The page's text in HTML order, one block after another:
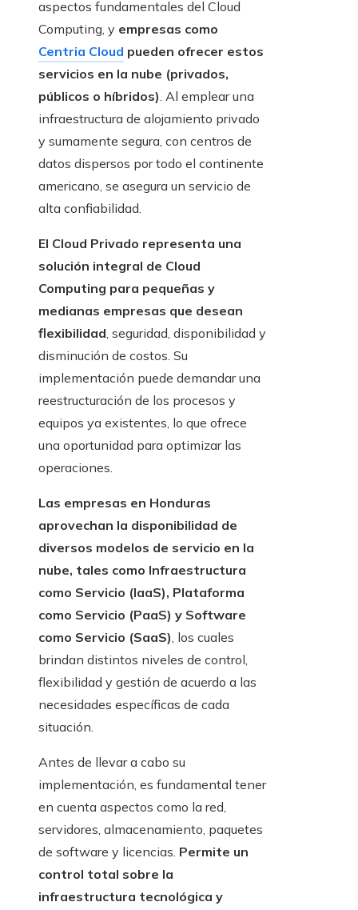
aspectos fundamentales del Cloud
Computing, y empresas como
Centria Cloud pueden ofrecer estos
servicios en la nube (privados,
públicos o híbridos). Al emplear una
infraestructura de alojamiento privado
y sumamente segura, con centros de
datos dispersos por todo el continente
americano, se asegura un servicio de
alta confiabilidad.
El Cloud Privado representa una
solución integral de Cloud
Computing para pequeñas y
medianas empresas que desean
flexibilidad, seguridad, disponibilidad y
disminución de costos. Su
implementación puede demandar una
reestructuración de los procesos y
equipos ya existentes, lo que ofrece
una oportunidad para optimizar las
operaciones.
Las empresas en Honduras
aprovechan la disponibilidad de
diversos modelos de servicio en la
nube, tales como Infraestructura
como Servicio (IaaS), Plataforma
como Servicio (PaaS) y Software
como Servicio (SaaS), los cuales
brindan distintos niveles de control,
flexibilidad y gestión de acuerdo a las
necesidades específicas de cada
situación.
Antes de llevar a cabo su
implementación, es fundamental tener
en cuenta aspectos como la red,
servidores, almacenamiento, paquetes
de software y licencias. Permite un
control total sobre la
infraestructura tecnológica y